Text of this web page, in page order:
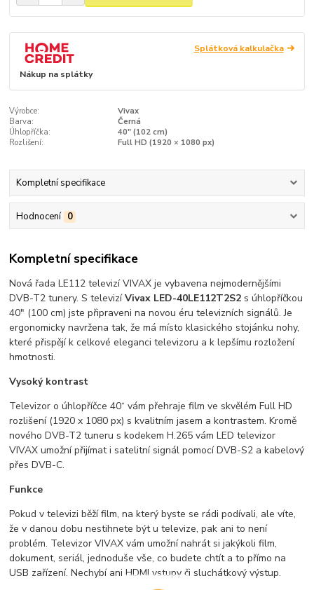
Splátková kalkulačka
Nákup na splátky
Výrobce:
Vivax
Barva:
Černá
Úhlopříčka:
40" (102 cm)
Rozlišení:
Full HD (1920 × 1080 px)
Kompletní specifikace
Hodnocení 0
Kompletní specifikace
Nová řada LE112 televizí VIVAX je vybavena nejmodernějšími
DVB-T2 tunery. S televizíVivax LED-40LE112T2S2 s úhlopříčkou
40" (100 cm) jste připraveni na novou éru televizních signálů. Je
ergonomicky navržena tak, že má místo klasického stojánku nohy,
které přispějí k celkové eleganci televizoru a k lepšímu rozložení
hmotnosti.
Vysoký kontrast
Televizor o úhlopříčce 40“ vám přehraje film ve skvělém Full HD
rozlišení (1920 x 1080 px) s kvalitním jasem a kontrastem. Kromě
nového DVB-T2 tuneru s kodekem H.265 vám LED televizor
VIVAX umožní přijímat i satelitní signál pomocí DVB-S2 a kabelový
přes DVB-C.
Funkce
Pokud v televizi běží film, na který byste se rádi podívali, ale víte,
že v danou dobu nestihnete být u televize, pak ani to není
problém. Televizor VIVAX vám umožní nahrát si jakýkoli film,
dokument, seriál, jednoduše vše, co budete chtít a to přímo na
USB zařízení. Nechybí ani HDMI vstupy či sluchátkový výstup.